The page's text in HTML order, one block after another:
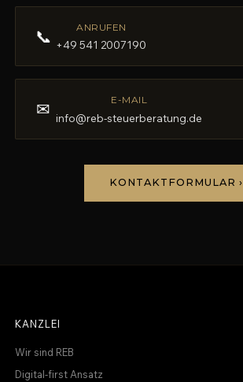
📞 ANRUFEN
+49 541 2007190
✉ E-MAIL
info@reb-steuerberatung.de
KONTAKTFORMULAR ›
KANZLEI
Wir sind REB
Digital-first Ansatz